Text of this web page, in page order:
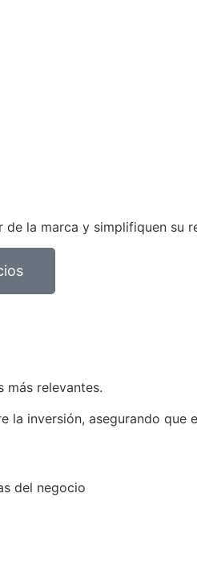
la marca y simplifiquen su
más relevantes.
inversión, asegurando
del negocio